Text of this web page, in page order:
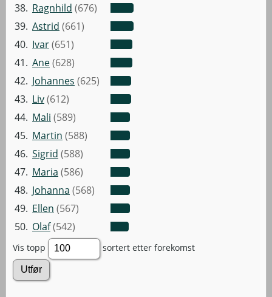
38. Ragnhild (676)
39. Astrid (661)
40. Ivar(651)
41. Ane(628)
42. Johannes (625)
43. Liv(612)
44. Mali (589)
45. Martin (588)
46. Sigrid (588)
47. Maria (586)
48. Johanna (568)
49. Ellen (567)
50. Olaf(542)
Vis topp sortert etter forekomst